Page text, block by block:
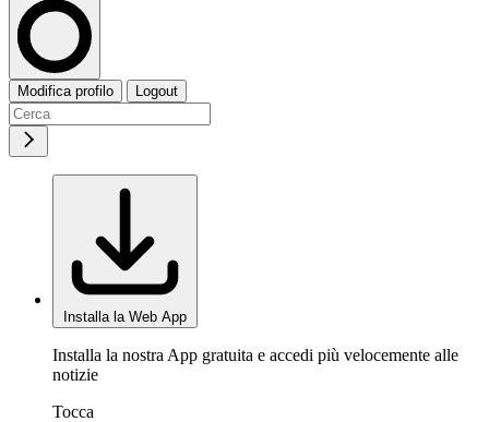
Modifica profilo Logout
Installa la Web App
Installa la nostra App gratuita e accedi più velocemente alle
notizie
Tocca